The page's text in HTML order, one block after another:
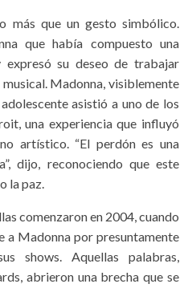
más que un gesto simbólico.
que había compuesto una
su deseo de trabajar
Madonna, visiblemente
asistió a uno de los
una experiencia que influyó
artístico. “El perdón es una
dijo, reconociendo que este
la paz.
comenzaron en 2004, cuando
a Madonna por presuntamente
shows. Aquellas palabras,
abrieron una brecha que se